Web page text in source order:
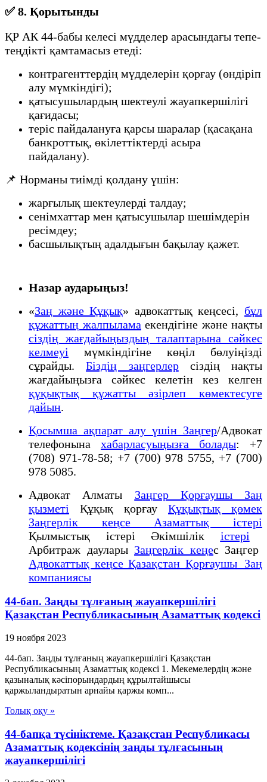
✅ 8. Қорытынды
ҚР АК 44-бабы келесі мүдделер арасындағы тепе-
теңдікті қамтамасыз етеді:
контрагенттердің мүдделерін қорғау (өндіріп
алу мүмкіндігі);
қатысушылардың шектеулі жауапкершілігі
қағидасы;
теріс пайдалануға қарсы шаралар (қасақана
банкроттық, өкілеттіктерді асыра
пайдалану).
📌 Норманы тиімді қолдану үшін:
жарғылық шектеулерді талдау;
сенімхаттар мен қатысушылар шешімдерін
ресімдеу;
басшылықтың адалдығын бақылау қажет.
Назар аударыңыз!
«Заң және Құқық» адвокаттық кеңсесі, бұл
құжаттың жалпылама екендігіне және нақты
сіздің жағдайыңыздың талаптарына сәйкес
келмеуі мүмкіндігіне көңіл бөлуіңізді
сұрайды.Біздің заңгерлерсіздің нақты
жағдайыңызға сәйкес келетін кез келген
құқықтық құжатты әзірлеп көмектесуге
дайын.
Қосымша ақпарат алу үшін Заңгер/Адвокат
телефонына хабарласуыңызға болады: +7
(708) 971-78-58; +7 (700) 978 5755, +7 (700)
978 5085.
Адвокат Алматы Заңгер Қорғаушы Заң
қызметі Құқық қорғау Құқықтық қөмек
Заңгерлік кеңсе Азаматтық істері
Қылмыстық істері Әкімшілік істері
Арбитраж даулары Заңгерлік кеңес Заңгер
Адвокаттық кеңсе Қазақстан Қорғаушы Заң
компаниясы
44-бап. Заңды тұлғаның жауапкершiлiгi
Қазақстан Республикасының Азаматтық кодексi
19 ноября 2023
44-бап. Заңды тұлғаның жауапкершiлiгi Қазақстан
Республикасының Азаматтық кодексi 1. Мекемелердің және
қазыналық кәсiпорындардың құрылтайшысы
қаржыландыратын арнайы қаржы комп...
Толық оқу »
44-бапқа түсініктеме. Қазақстан Республикасы
Азаматтық кодексінің заңды тұлғасының
жауапкершілігі